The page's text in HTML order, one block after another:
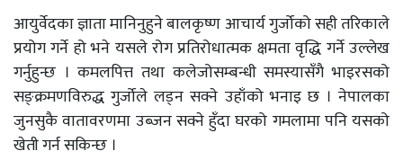
आयुर्वेदका ज्ञाता मानिनुहुने बालकृष्ण आचार्य गुर्जोको सही तरिकाले
प्रयोग गर्ने हो भने यसले रोग प्रतिरोधात्मक क्षमता वृद्धि गर्ने उल्लेख
गर्नुहुन्छ । कमलपित्त तथा कलेजोसम्बन्धी समस्यासँगै भाइरसको
सङ्क्रमणविरुद्ध गुर्जोले लड्न सक्ने उहाँको भनाइ छ । नेपालका
जुनसुकै वातावरणमा उब्जन सक्ने हुँदा घरको गमलामा पनि यसको
खेती गर्न सकिन्छ ।